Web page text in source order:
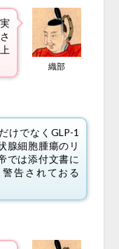
織部
けでなくGLP-1
腺細胞腫瘍のリ
では添付文書に
告されておる